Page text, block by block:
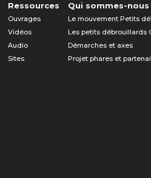
Ressources
Ouvrages
Vidéos
Audio
Sites
Qui sommes-nous
Le mouvement Petits
Les petits débrouillards
Démarches et axes
Projet phares et